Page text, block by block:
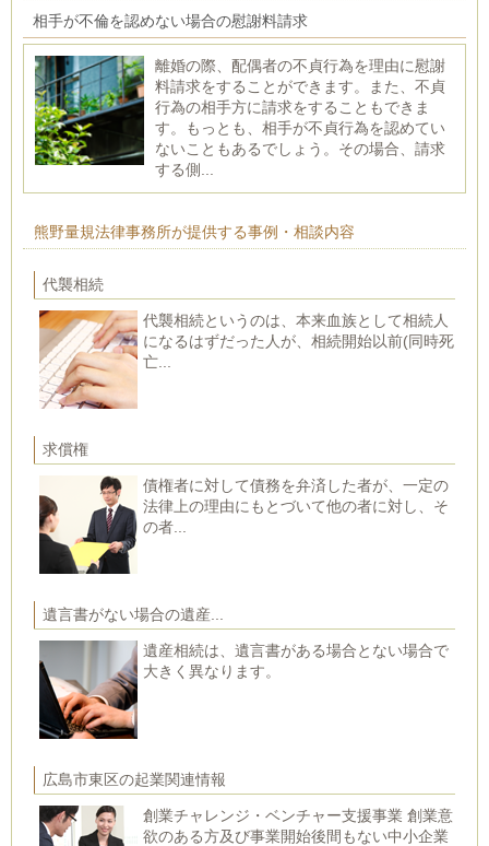
相手が不倫を認めない場合の慰謝料請求
離婚の際、配偶者の不貞行為を理由に慰謝
料請求をすることができます。また、不貞
行為の相手方に請求をすることもできま
す。もっとも、相手が不貞行為を認めてい
ないこともあるでしょう。その場合、請求
する側...
熊野量規法律事務所が提供する事例・相談内容
代襲相続
代襲相続というのは、本来血族として相続人
になるはずだった人が、相続開始以前(同時死
亡...
求償権
債権者に対して債務を弁済した者が、一定の
法律上の理由にもとづいて他の者に対し、そ
の者...
遺言書がない場合の遺産...
遺産相続は、遺言書がある場合とない場合で
大きく異なります。
広島市東区の起業関連情報
創業チャレンジ・ベンチャー支援事業 創業意
欲のある方及び事業開始後間もない中小企業